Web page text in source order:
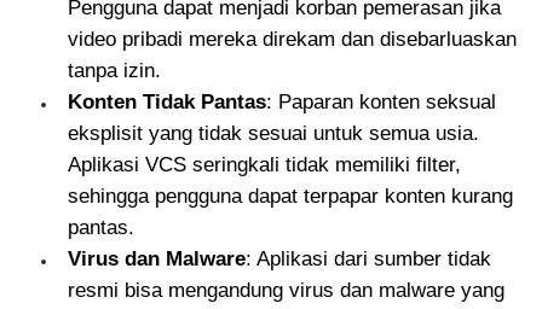
Pengguna dapat menjadi korban pemerasan jika
video pribadi mereka direkam dan disebarluaskan
tanpa izin.
Konten Tidak Pantas: Paparan konten seksual
eksplisit yang tidak sesuai untuk semua usia.
Aplikasi VCS seringkali tidak memiliki filter,
sehingga pengguna dapat terpapar konten kurang
pantas.
Virus dan Malware: Aplikasi dari sumber tidak
resmi bisa mengandung virus dan malware yang